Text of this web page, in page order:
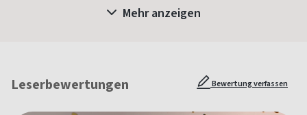
Mehr anzeigen
Leserbewertungen Bewertung verfassen